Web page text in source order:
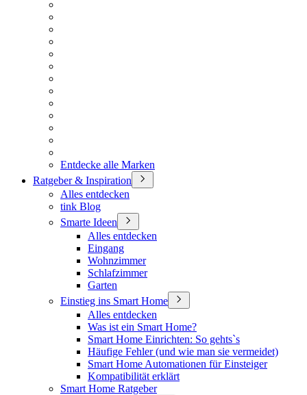
Entdecke alle Marken
Ratgeber & Inspiration
Alles entdecken
tink Blog
Smarte Ideen
Alles entdecken
Eingang
Wohnzimmer
Schlafzimmer
Garten
Einstieg ins Smart Home
Alles entdecken
Was ist ein Smart Home?
Smart Home Einrichten: So gehts`s
Häufige Fehler (und wie man sie vermeidet)
Smart Home Automationen für Einsteiger
Kompatibilität erklärt
Smart Home Ratgeber